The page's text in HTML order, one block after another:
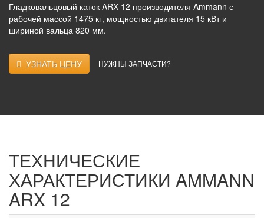
Гладковальцовый каток ARX 12 производителя Ammann с
рабочей массой 1475 кг, мощностью двигателя 15 кВт и
шириной вальца 820 мм.
УЗНАТЬ ЦЕНУ НУЖНЫ ЗАПЧАСТИ?
ТЕХНИЧЕСКИЕ
ХАРАКТЕРИСТИКИ AMMANN
ARX 12